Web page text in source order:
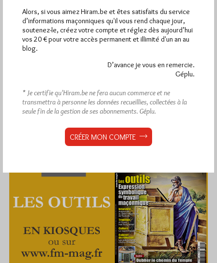
Alors, si vous aimez Hiram.be et êtes satisfaits du service
d’informations maçonniques qu'il vous rend chaque jour,
soutenez-le, créez votre compte et réglez dès aujourd’hui
vos 20 € pour votre accès permanent et illimité d'un an au
blog.
D’avance je vous en remercie.
Géplu.
* Je certifie qu’Hiram.be ne fera aucun commerce et ne
transmettra à personne les données recueillies, collectées à la
seule fin de la gestion de ses abonnements. Géplu.
CRÉER MON COMPTE